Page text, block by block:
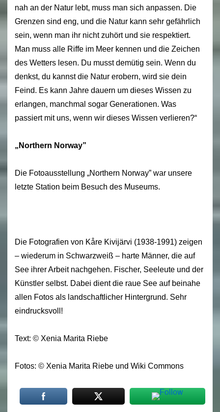
nah an der Natur lebt, muss man sich anpassen. Die
Grenzen sind eng, und die Natur kann sehr gefährlich
sein, wenn man ihr nicht zuhört und sie respektiert.
Man muss alle Riffe im Meer kennen und die Zeichen
des Wetters lesen. Du musst demütig sein. Wenn du
denkst, du kannst die Natur erobern, wird sie dein
Feind. Es kann Jahre dauern um dieses Wissen zu
erlangen, manchmal sogar Generationen. Was
passiert mit uns, wenn wir dieses Wissen verlieren?“
„Northern Norway”
Die Fotoausstellung „Northern Norway” war unsere
letzte Station beim Besuch des Museums.
Die Fotografien von Kåre Kivijärvi (1938-1991) zeigen
– wiederum in Schwarzweiß – harte Männer, die auf
See ihrer Arbeit nachgehen. Fischer, Seeleute und der
Künstler selbst. Dabei dient die raue See auf beinahe
allen Fotos als landschaftlicher Hintergrund. Sehr
eindrucksvoll!
Text: © Xenia Marita Riebe
Fotos: © Xenia Marita Riebe und Wiki Commons